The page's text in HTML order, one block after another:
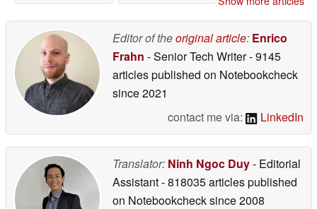
Editor of theoriginal article: Enrico
Frahn - Senior Tech Writer- 9145
articles published on Notebookcheck
since 2021
contact me via:
LinkedIn
Translator: Ninh Ngoc Duy- Editorial
Assistant- 818035 articles published
on Notebookchecksince 2008